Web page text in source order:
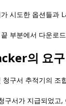
시도한 옵션들과
부분에서 다운로
의 요
청구서 추적기의 조
구서가 지급되었고